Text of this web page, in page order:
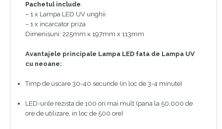
Pachetul include:
– 1 x Lampa LED UV unghii
– 1 x incarcator priza
Dimenisuni: 225mm x 197mm x 113mm
Avantajele principale Lampa LED fata de Lampa UV
cu neoane:
Timp de uscare 30-40 secunde (in loc de 3-4 minute)
LED-urile rezista de 100 ori mai mult (pana la 50.000 de
ore de utilizare, in loc de 500 ore)